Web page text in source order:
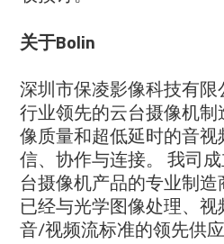
关于Bolin
深圳市保凌影像科技有
行业领先的云台摄像机
像质量和超低延时的音
信、协作与连接。 我司
台摄像机产品的专业制
已经与光学图像处理、
音/视频流标准的领先供